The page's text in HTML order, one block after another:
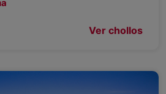
Ver chollos